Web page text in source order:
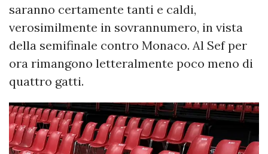
saranno certamente tanti e caldi,
verosimilmente in sovrannumero, in vista
della semifinale contro Monaco. Al Sef per
ora rimangono letteralmente poco meno di
quattro gatti.